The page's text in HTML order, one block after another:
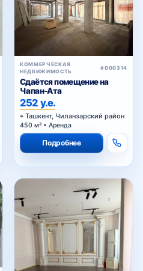
КОММЕРЧЕСКАЯ
НЕДВИЖИМОСТЬ
#000314
Сдаётся помещение на
Чапан-Ата
252 у.е.
Ташкент, Чиланзарский район
450 м² • Аренда
Подробнее